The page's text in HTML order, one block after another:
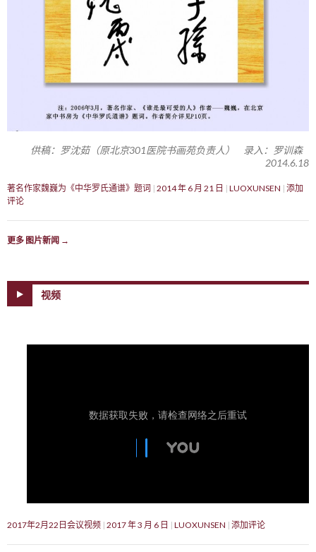
供稿：罗沈茹（原北京301医院书画苑负责人） 录入：罗训森
2014.6.18
著名作家魏巍为《中华罗氏通谱》题词 2014 年 6 月 21 日 LUOXUNSEN 添加
评论
更多 图片新闻 →
视频
2017年2月22日会议视频 2017 年 3 月 6 日 LUOXUNSEN 添加评论